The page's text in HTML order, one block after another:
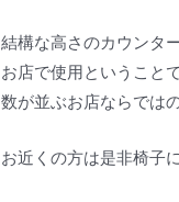
結構な高さのカウンタ
お店で使用ということ
数が並ぶお店ならではの
お近くの方は是非椅子